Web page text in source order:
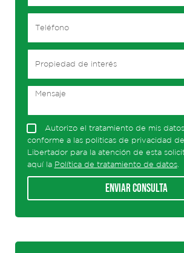
Autorizo el tratamiento de mis
conforme a las politicas de privacidad
Libertador para la atención de esta
aquí la Política de tratamiento de datos.
Enviar consulta